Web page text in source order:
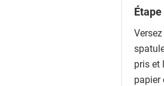
Étape
pris et
papier